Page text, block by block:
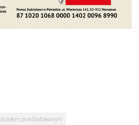
prześladowanym